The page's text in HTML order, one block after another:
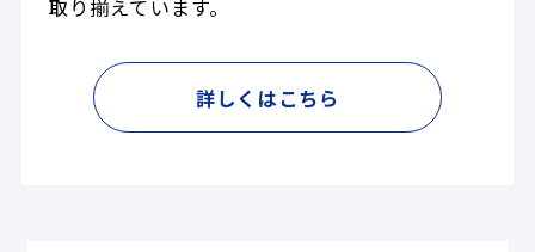
取り揃えています。
詳しくはこちら